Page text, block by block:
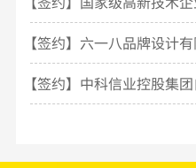
【签约】六一八品牌设计
【签约】中科信业控股集